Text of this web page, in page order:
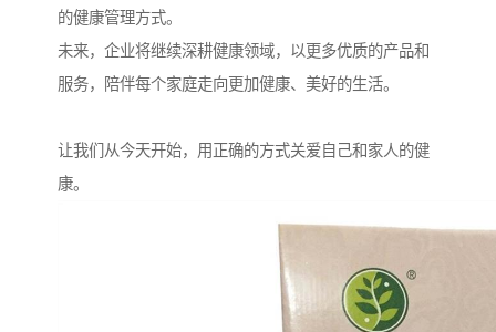
的健康管理方式。
未来，企业将继续深耕健康领域，以更多优质的产品和
服务，陪伴每个家庭走向更加健康、美好的生活。
让我们从今天开始，用正确的方式关爱自己和家人的健
康。